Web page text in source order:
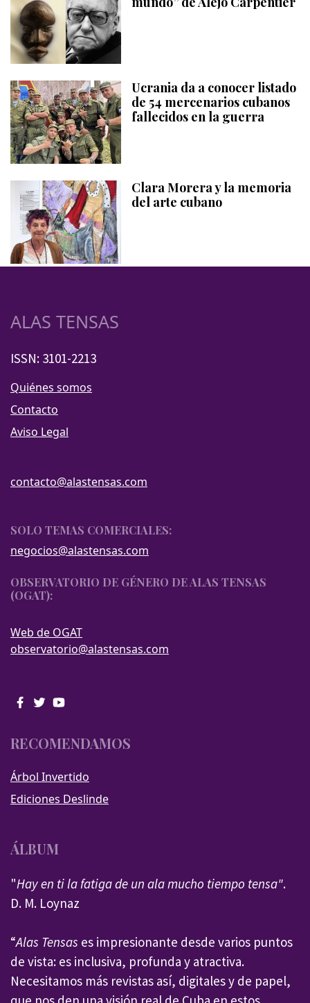
Ucrania da a conocer listado
de 54 mercenarios cubanos
fallecidos en la guerra
Clara Morera y la memoria
del arte cubano
ALAS TENSAS
ISSN: 3101-2213
Quiénes somos
Contacto
Aviso Legal
contacto@alastensas.com
SOLO TEMAS COMERCIALES:
negocios@alastensas.com
OBSERVATORIO DE GÉNERO DE ALAS TENSAS
(OGAT):
Web de OGAT
observatorio@alastensas.com
RECOMENDAMOS
Árbol Invertido
Ediciones Deslinde
ÁLBUM
"Hay en ti la fatiga de un ala mucho tiempo tensa".
D. M. Loynaz
“Alas Tensas es impresionante desde varios puntos
de vista: es inclusiva, profunda y atractiva.
Necesitamos más revistas así, digitales y de papel,